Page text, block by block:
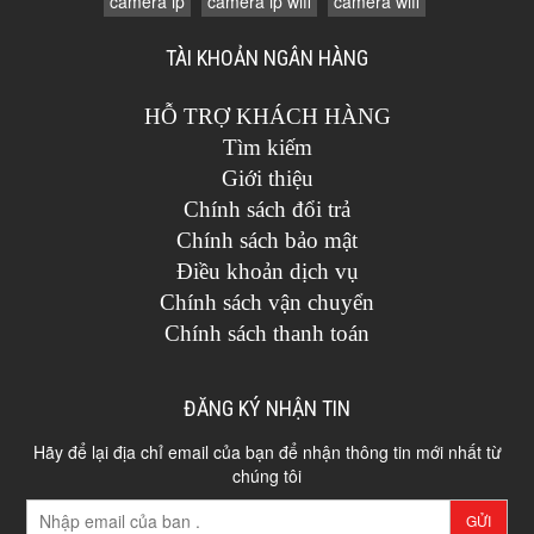
TÀI KHOẢN NGÂN HÀNG
HỖ TRỢ KHÁCH HÀNG
Tìm kiếm
Giới thiệu
Chính sách đổi trả
Chính sách bảo mật
Điều khoản dịch vụ
Chính sách vận chuyển
Chính sách thanh toán
ĐĂNG KÝ NHẬN TIN
Hãy để lại địa chỉ email của bạn để nhận thông tin mới nhất từ
chúng tôi
GỬI